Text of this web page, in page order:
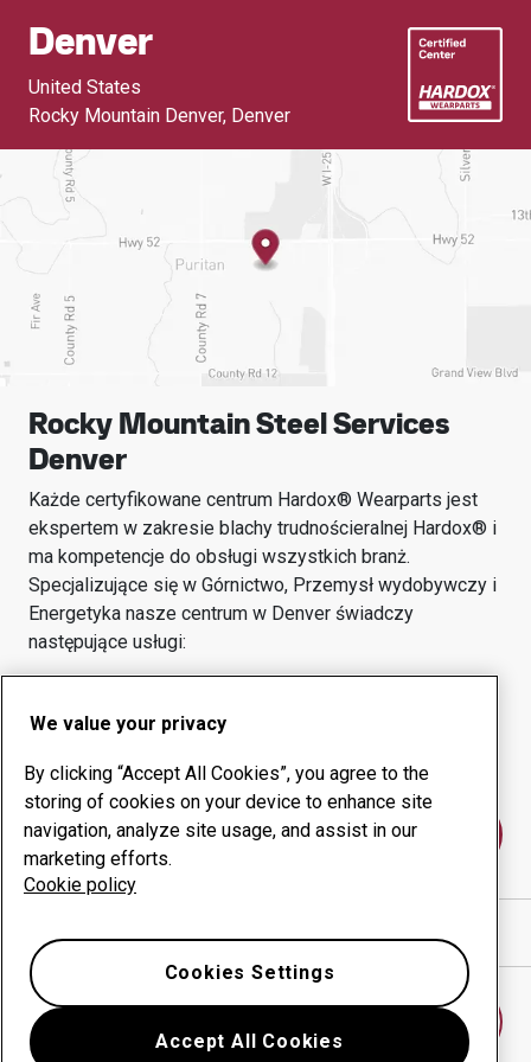
Denver
United States
Rocky Mountain Denver, Denver
Rocky Mountain Steel Services
Denver
Każde certyfikowane centrum Hardox® Wearparts jest
ekspertem w zakresie blachy trudnościeralnej Hardox® i
ma kompetencje do obsługi wszystkich branż.
Specjalizujące się w Górnictwo, Przemysł wydobywczy i
Energetyka nasze centrum w Denver świadczy
następujące usługi:
Zarządzanie czasem
sprawności urządzeń
Skontaktuj się z nami
We value your privacy
By clicking “Accept All Cookies”, you agree to the
storing of cookies on your device to enhance site
navigation, analyze site usage, and assist in our
marketing efforts.
Cookie policy
Accept All Cookies
Cookies Settings